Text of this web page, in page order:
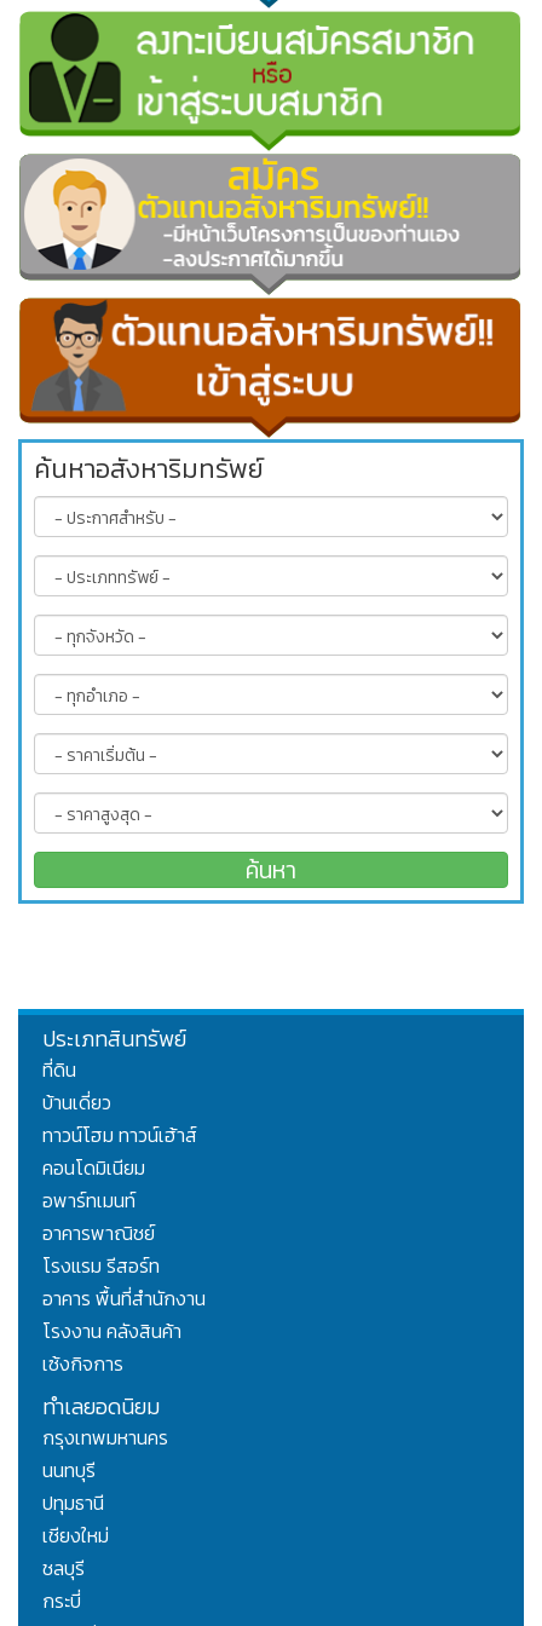
ค้นหาอสังหาริมทรัพย์
ประเภทสินทรัพย์
ที่ดิน
บ้านเดี่ยว
ทาวน์โฮม ทาวน์เฮ้าส์
คอนโดมิเนียม
อพาร์ทเมนท์
อาคารพาณิชย์
โรงแรม รีสอร์ท
อาคาร พื้นที่สำนักงาน
โรงงาน คลังสินค้า
เซ้งกิจการ
ทำเลยอดนิยม
กรุงเทพมหานคร
นนทบุรี
ปทุมธานี
เชียงใหม่
ชลบุรี
กระบี่